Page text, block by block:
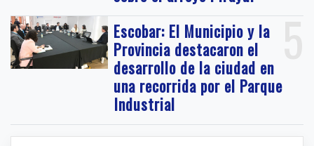
5
Escobar: El Municipio y la
Provincia destacaron el
desarrollo de la ciudad en
una recorrida por el Parque
Industrial